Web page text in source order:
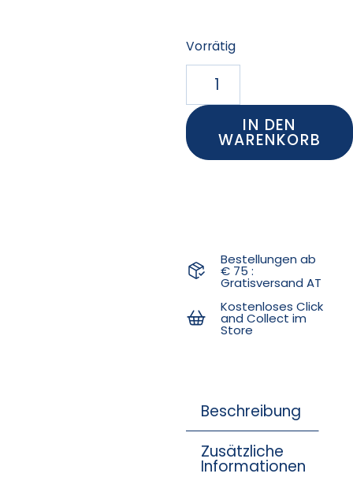
Vorrätig
IN DEN
WARENKORB
Bestellungen ab
€ 75 :
Gratisversand AT
Kostenloses Click
and Collect im
Store
Beschreibung
Zusätzliche
Informationen